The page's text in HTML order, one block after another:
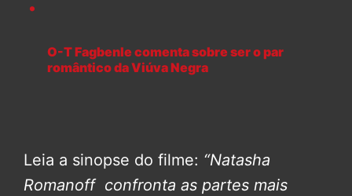
O-T Fagbenle comenta sobre ser o par
romântico da Viúva Negra
Leia a sinopse do filme: “Natasha
Romanoff confronta as partes mais